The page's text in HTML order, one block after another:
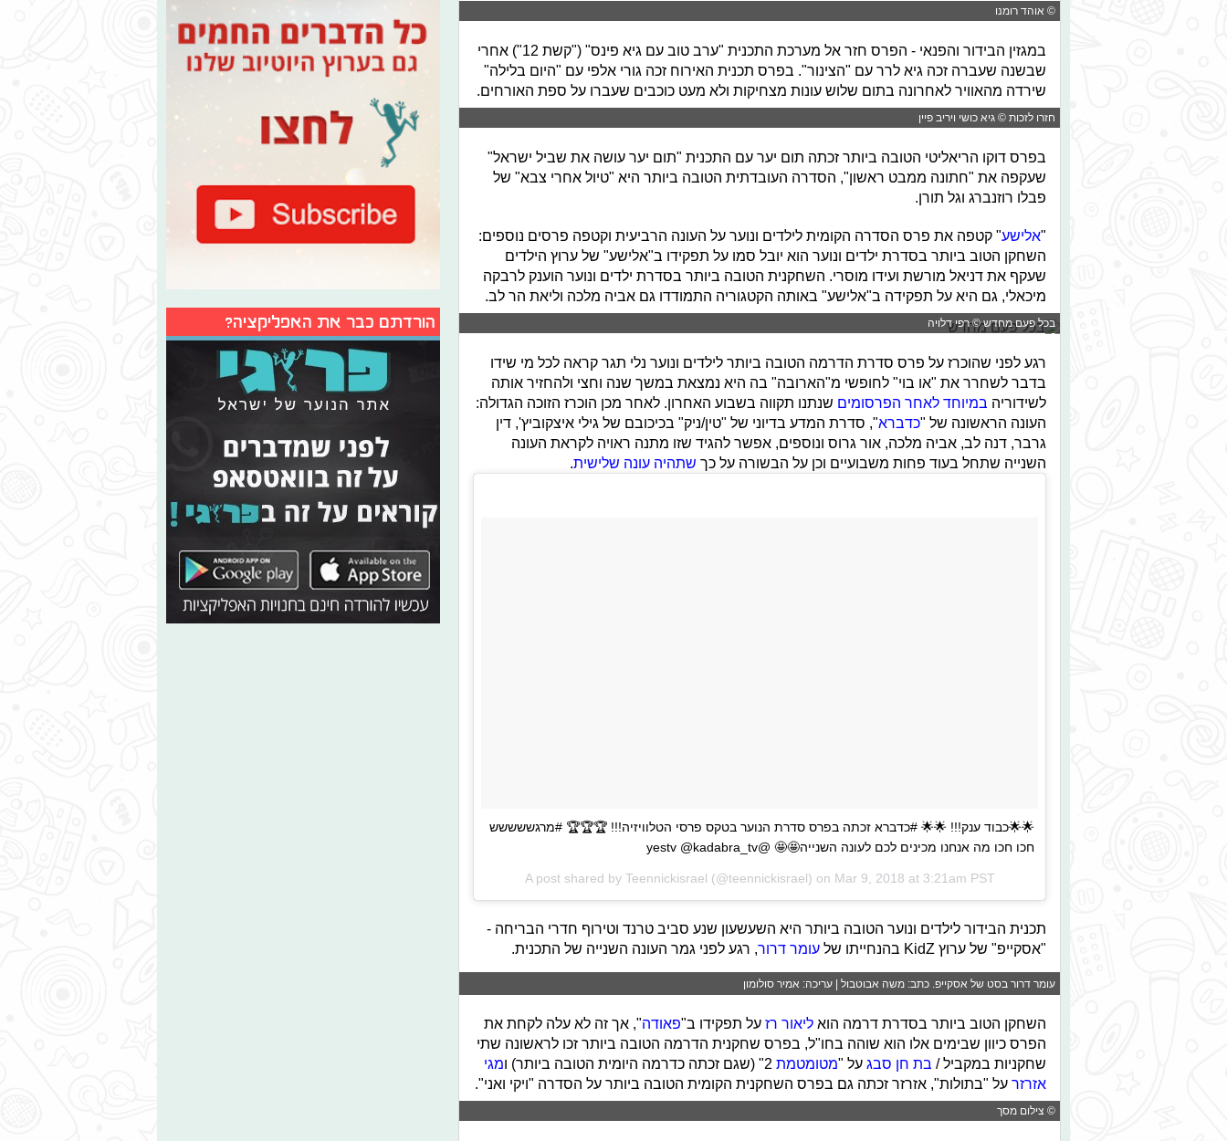
© אוהד רומנו
במגזין הבידור והפנאי - הפרס חזר אל מערכת התכנית "ערב טוב עם גיא פינס" ("קשת 12") אחרי
שבשנה שעברה זכה גיא לרר עם "הצינור". בפרס תכנית האירוח זכה גורי אלפי עם "היום בלילה"
שירדה מהאוויר לאחרונה בתום שלוש עונות מצחיקות ולא מעט כוכבים שעברו על ספת האורחים.
חזרו לזכות © גיא כושי ויריב פיין
בפרס דוקו הריאליטי הטובה ביותר זכתה תום יער עם התכנית "תום יער עושה את שביל ישראל"
שעקפה את "חתונה ממבט ראשון", הסדרה העובדתית הטובה ביותר היא "טיול אחרי צבא" של
פבלו רוזנברג וגל תורן.
"אלישע" קטפה את פרס הסדרה הקומית לילדים ונוער על העונה הרביעית וקטפה פרסים נוספים:
השחקן הטוב ביותר בסדרת ילדים ונוער הוא יובל סמו על תפקידו ב"אלישע" של ערוץ הילדים
שעקף את דניאל מורשת ועידו מוסרי. השחקנית הטובה ביותר בסדרת ילדים ונוער הוענק לרבקה
מיכאלי, גם היא על תפקידה ב"אלישע" באותה הקטגוריה התמודדו גם אביה מלכה וליאת הר לב.
בכל פעם מחדש © רפי דלויה
רגע לפני שהוכרז על פרס סדרת הדרמה הטובה ביותר לילדים ונוער נלי תגר קראה לכל מי שידו
בדבר לשחרר את "או בוי" לחופשי מ"הארובה" בה היא נמצאת במשך שנה וחצי ולהחזיר אותה
לשידוריה במיוחד לאחר הפרסומים שנתנו תקווה בשבוע האחרון. לאחר מכן הוכרז הזוכה הגדולה:
העונה הראשונה של "כדברא", סדרת המדע בדיוני של "טין/ניק" בכיכובם של גילי איצקוביץ', דין
גרבר, דנה לב, אביה מלכה, אור גרוס ונוספים, אפשר להגיד שזו מתנה ראויה לקראת העונה
השנייה שתחל בעוד פחות משבועיים וכן על הבשורה על כך שתהיה עונה שלישית.
🌟🌟כבוד ענק!!! 🌟🌟 #כדברא זכתה בפרס סדרת הנוער בטקס פרסי הטלוויזיה!!! 🏆🏆🏆 #מרגששששש
חכו חכו מה אנחנו מכינים לכם לעונה השנייה🤩🤩 @yestv @kadabra_tv
A post shared by Teennickisrael (@teennickisrael) on Mar 9, 2018 at 3:21am PST
תכנית הבידור לילדים ונוער הטובה ביותר היא השעשעון שנע סביב טרנד וטירוף חדרי הבריחה -
"אסקייפ" של ערוץ KidZ בהנחייתו של
עומר דרור, רגע לפני גמר העונה השנייה של התכנית.
עומר דרור בסט של אסקייפ. כתב: משה אבוטבול | עריכה: אמיר סולומון
השחקן הטוב ביותר בסדרת דרמה הוא ליאור רז על תפקידו ב"פאודה", אך זה לא עלה לקחת את
הפרס כיוון שבימים אלו הוא שוהה בחו"ל, בפרס שחקנית הדרמה הטובה ביותר זכו לראשונה שתי
שחקניות במקביל / בת חן סבג על "מטומטמת
מגי
אזרזר על "בתולות", אזרזר זכתה גם בפרס השחקנית הקומית הטובה ביותר על הסדרה "ויקי ואני".
© צילום מסך
הורדתם כבר את האפליקציה?